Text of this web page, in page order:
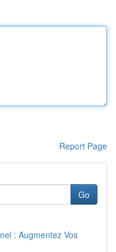
Report Page
Go
: Augmentez Vos